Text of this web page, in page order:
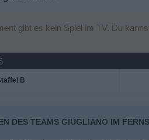
gibt es kein Spiel im TV. Du
B
DES TEAMS GIUGLIANO IM